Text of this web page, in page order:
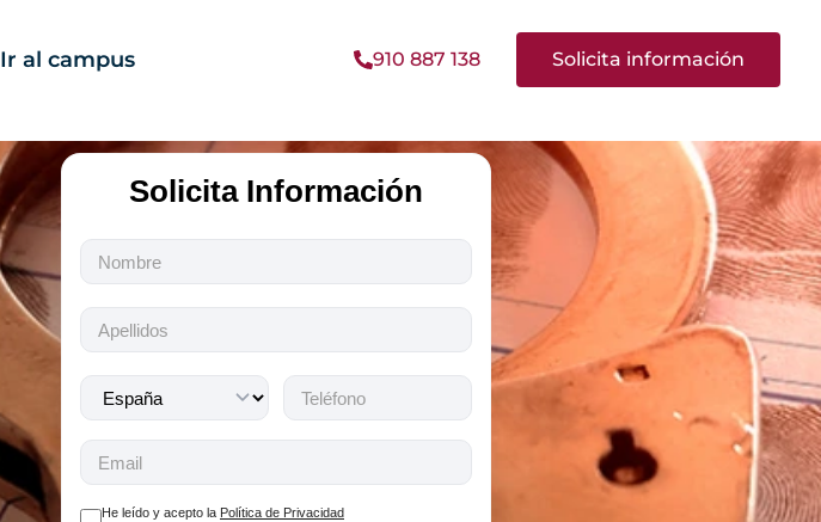
Ir al campus Solicita información
910 887 138
Solicita Información
Todos
los
son
obligatorios.
He leído y acepto la Política de Privacidad